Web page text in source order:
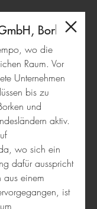
Borken
wo die
Raum. Vor
Unternehmen
bis zu
und
aktiv.
wo sich ein
dafür ausspricht
aus einem
ist